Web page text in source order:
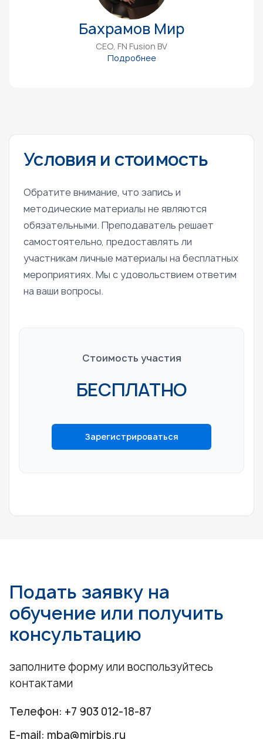
Бахрамов Мир
CEO, FN Fusion BV
Подробнее
Условия и стоимость
Обратите внимание, что запись и
методические материалы не являются
обязательными. Преподаватель решает
самостоятельно, предоставлять ли
участникам личные материалы на бесплатных
мероприятиях. Мы с удовольствием ответим
на ваши вопросы.
Стоимость участия
БЕСПЛАТНО
Зарегистрироваться
Подать заявку на
обучение или получить
консультацию
заполните форму или воспользуйтесь
контактами
Телефон: +7 903 012-18-87
E-mail: mba@mirbis.ru